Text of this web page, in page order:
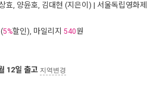
효, 양윤호, 김대현 (지은이) | 서울독립영화제
(5%할인), 마일리지 540원
12일 출고 지역변경